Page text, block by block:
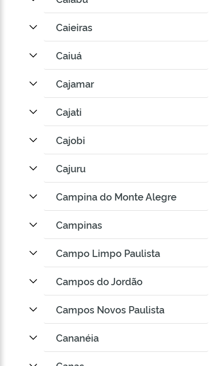
Caieiras
Caiuá
Cajamar
Cajati
Cajobi
Cajuru
Campina do Monte Alegre
Campinas
Campo Limpo Paulista
Campos do Jordão
Campos Novos Paulista
Cananéia